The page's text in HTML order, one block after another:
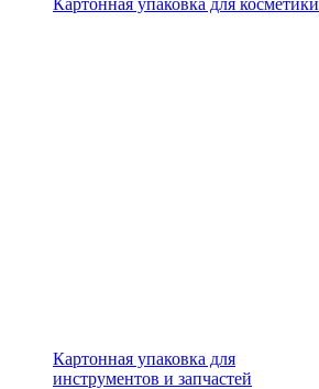
Картонная упаковка для
инструментов и запчастей